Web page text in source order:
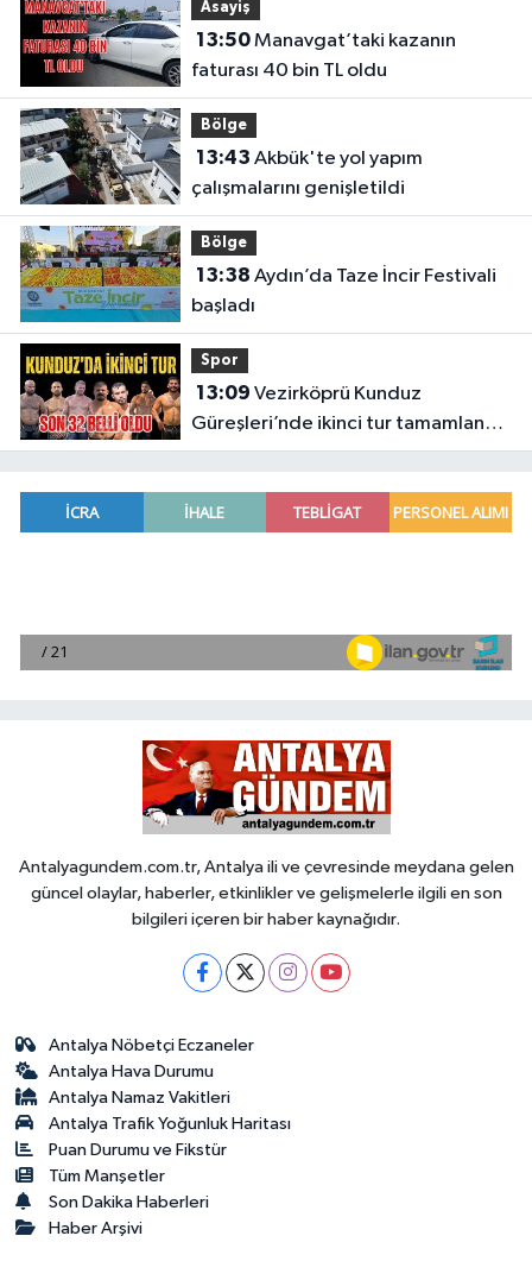
Asayiş
13:50Manavgat’taki kazanın
faturası 40 bin TL oldu
Bölge
13:43
çalışmalarını genişletildi
Bölge
13:38
başladı
Spor
13:09
Güreşleri’nde ikinci tur tamamlandı.
İşte tur atlayan 32 başpehlivan
Antalyagundem.com.tr, Antalya ili ve çevresinde meydana gelen
güncel olaylar, haberler, etkinlikler ve gelişmelerle ilgili en son
bilgileri içeren bir haber kaynağıdır.
Antalya Nöbetçi Eczaneler
Antalya Hava Durumu
Antalya Namaz Vakitleri
Antalya Trafik Yoğunluk Haritası
Puan Durumu ve Fikstür
Tüm Manşetler
Son Dakika Haberleri
Haber Arşivi